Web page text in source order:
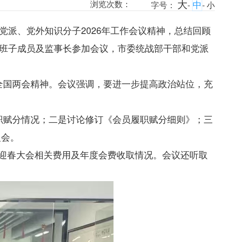
字号： 大- 中-小
浏览次数：
派、党外知识分子2026年工作会议精神，总结回顾
子成员及监事长参加会议，市委统战部干部和党派
两会精神。会议强调，要进一步提高政治站位，充
分情况；二是讨论修订《会员履职赋分细则》；三
。
春大会相关费用及年度会费收取情况。会议还听取